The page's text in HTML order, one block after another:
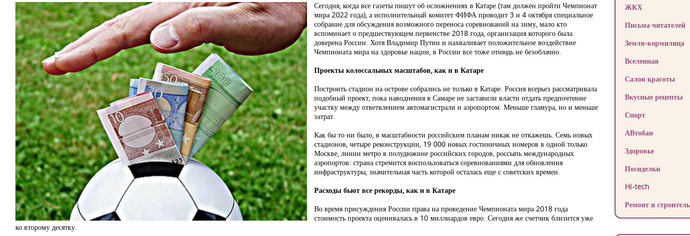
Сегодня, когда все газеты пишут об осложнениях в Катаре (там должен пройти Чемпионат
мира 2022 года), а исполнительный комитет ФИФА проводит 3 и 4 октября специальное
собрание для обсуждения возможного переноса соревнований на зиму, мало кто
вспоминает о предшествующем первенстве 2018 года, организация которого была
доверена России. Хотя Владимир Путин и нахваливает положительное воздействие
Чемпионата мира на здоровье нации, в России все тоже отнюдь не безоблачно.
Проекты колоссальных масштабов, как и в Катаре
Построить стадион на острове собрались не только в Катаре. Россия всерьез рассматривала
подобный проект, пока наводнения в Самаре не заставили власти отдать предпочтение
участку между ответвлением автомагистрали и аэропортом. Меньше гламура, но и меньше
затрат.
Как бы то ни было, в масштабности российским планам никак не откажешь. Семь новых
стадионов, четыре реконструкции, 19 000 новых гостиничных номеров в одной только
Москве, линии метро в полудюжине российских городов, россыпь международных
аэропортов: страна стремится воспользоваться соревнованиями для обновления
инфраструктуры, значительная часть которой осталась еще с советских времен.
Расходы бьют все рекорды, как и в Катаре
Во время присуждения России права на проведение Чемпионата мира 2018 года
стоимость проекта оценивалась в 10 миллиардов евро. Сегодня же счетчик близится уже
ко второму десятку.
ЖКХ
Письма читателей
Земля-кормилица
Вселенная
Салон красоты
Вкусные рецепты
Спорт
АВтобан
Здоровье
Посиделки
Hi-tech
Ремонт и